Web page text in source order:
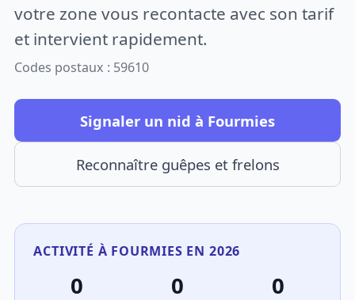
votre zone vous recontacte avec son tarif
et intervient rapidement.
Codes postaux : 59610
Signaler un nid à Fourmies
Reconnaître guêpes et frelons
ACTIVITÉ À FOURMIES EN 2026
0 0 0